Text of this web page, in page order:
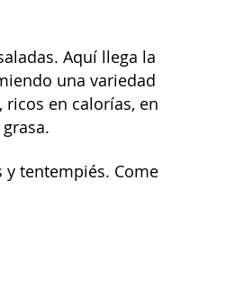
Aquí llega la
una variedad
en calorías, en
tentempiés. Come